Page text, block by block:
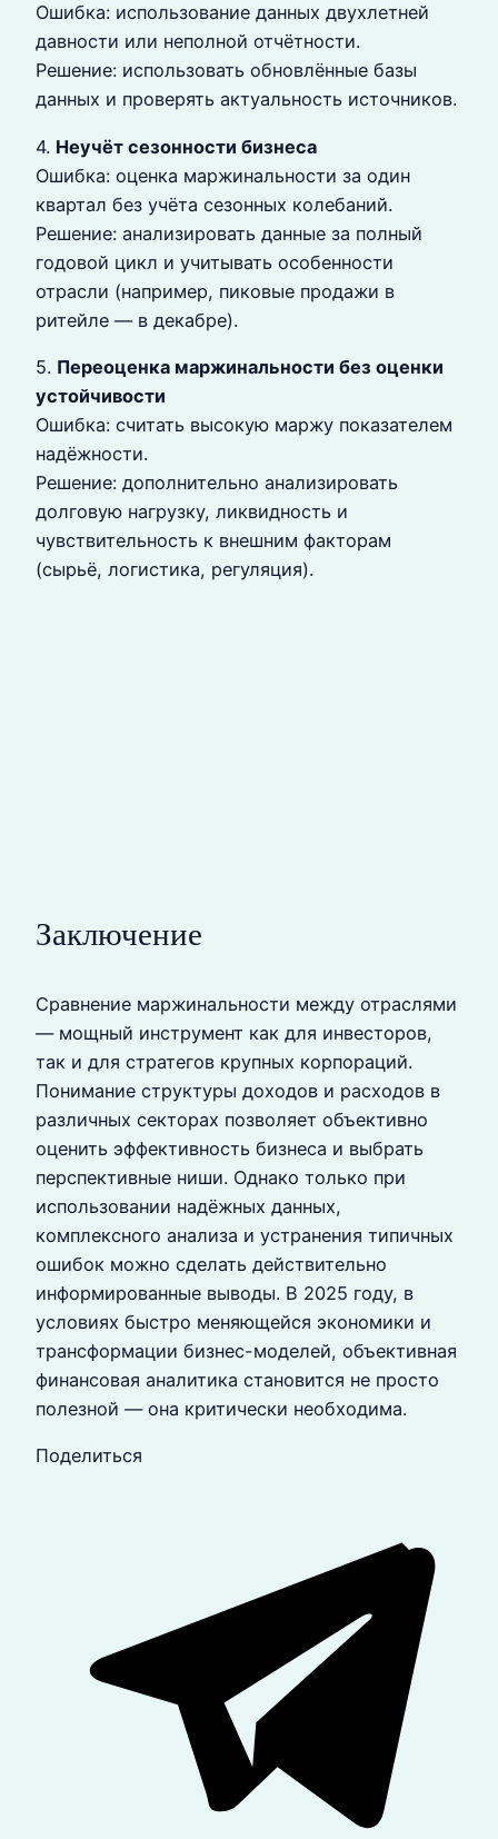
Ошибка: использование данных двухлетней
давности или неполной отчётности.
Решение: использовать обновлённые базы
данных и проверять актуальность источников.
4. Неучёт сезонности бизнеса
Ошибка: оценка маржинальности за один
квартал без учёта сезонных колебаний.
Решение: анализировать данные за полный
годовой цикл и учитывать особенности
отрасли (например, пиковые продажи в
ритейле — в декабре).
5. Переоценка маржинальности без оценки
устойчивости
Ошибка: считать высокую маржу показателем
надёжности.
Решение: дополнительно анализировать
долговую нагрузку, ликвидность и
чувствительность к внешним факторам
(сырьё, логистика, регуляция).
Заключение
Сравнение маржинальности между отраслями
— мощный инструмент как для инвесторов,
так и для стратегов крупных корпораций.
Понимание структуры доходов и расходов в
различных секторах позволяет объективно
оценить эффективность бизнеса и выбрать
перспективные ниши. Однако только при
использовании надёжных данных,
комплексного анализа и устранения типичных
ошибок можно сделать действительно
информированные выводы. В 2025 году, в
условиях быстро меняющейся экономики и
трансформации бизнес-моделей, объективная
финансовая аналитика становится не просто
полезной — она критически необходима.
Поделиться